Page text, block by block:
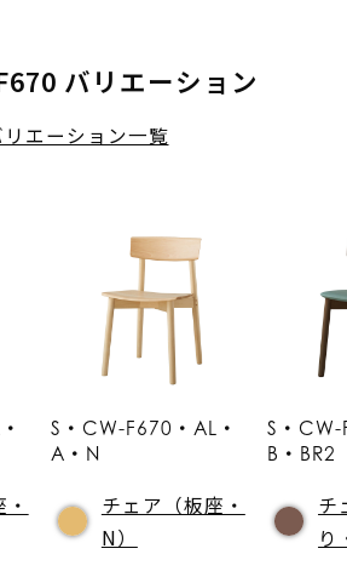
バリエーション
リエーション一覧
S・CW-F670・AL・
A・N
チェア（板座・
N）
S・
B・BR2
チ
り